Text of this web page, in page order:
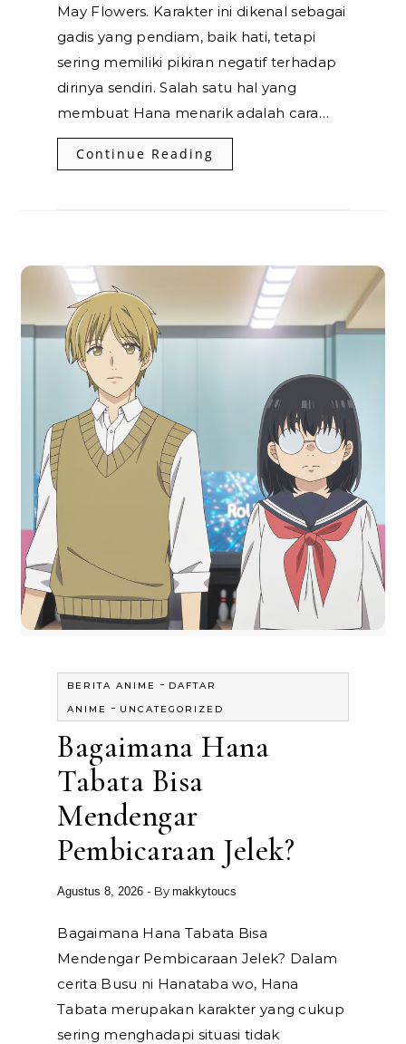
May Flowers. Karakter ini dikenal sebagai
gadis yang pendiam, baik hati, tetapi
sering memiliki pikiran negatif terhadap
dirinya sendiri. Salah satu hal yang
membuat Hana menarik adalah cara…
Continue Reading
BERITA ANIME - DAFTAR
ANIME
- UNCATEGORIZED
Bagaimana Hana
Tabata Bisa
Mendengar
Pembicaraan Jelek?
Agustus 8, 2026 - Bymakkytoucs
Bagaimana Hana Tabata Bisa
Mendengar Pembicaraan Jelek? Dalam
cerita Busu ni Hanataba wo, Hana
Tabata merupakan karakter yang cukup
sering menghadapi situasi tidak